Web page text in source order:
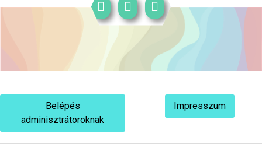
Belépés
adminisztrátoroknak
Impresszum